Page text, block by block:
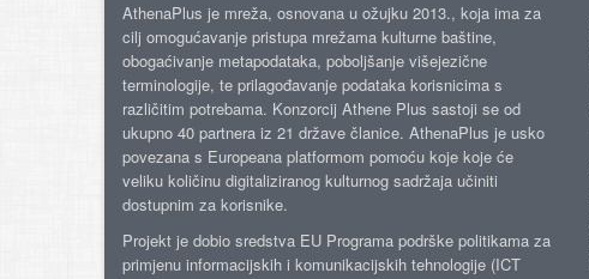
AthenaPlus je mreža, osnovana u ožujku 2013., koja ima za
cilj omogućavanje pristupa mrežama kulturne baštine,
obogaćivanje metapodataka, poboljšanje višejezične
terminologije, te prilagođavanje podataka korisnicima s
različitim potrebama. Konzorcij Athene Plus sastoji se od
ukupno 40 partnera iz 21 države članice. AthenaPlus je usko
povezana s Europeana platformom pomoću koje koje će
veliku količinu digitaliziranog kulturnog sadržaja učiniti
dostupnim za korisnike.
Projekt je dobio sredstva EU Programa podrške politikama za
primjenu informacijskih i komunikacijskih tehnologije (ICT